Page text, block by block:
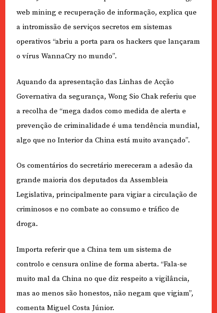
web mining e recuperação de informação, explica que
a intromissão de serviços secretos em sistemas
operativos “abriu a porta para os hackers que lançaram
o vírus WannaCry no mundo”.
Aquando da apresentação das Linhas de Acção
Governativa da segurança, Wong Sio Chak referiu que
a recolha de “mega dados como medida de alerta e
prevenção de criminalidade é uma tendência mundial,
algo que no Interior da China está muito avançado”.
Os comentários do secretário mereceram a adesão da
grande maioria dos deputados da Assembleia
Legislativa, principalmente para vigiar a circulação de
criminosos e no combate ao consumo e tráfico de
droga.
Importa referir que a China tem um sistema de
controlo e censura online de forma aberta. “Fala-se
muito mal da China no que diz respeito a vigilância,
mas ao menos são honestos, não negam que vigiam”,
comenta Miguel Costa Júnior.